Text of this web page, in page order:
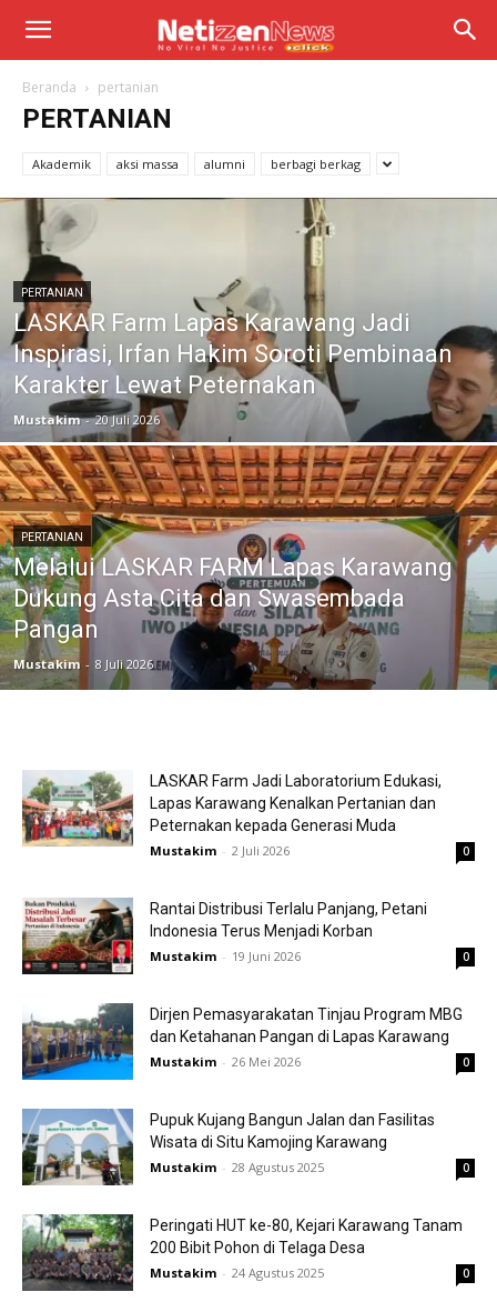
Beranda pertanian
PERTANIAN
Akademik aksi massa alumni berbagi berkag
PERTANIAN
LASKAR Farm Lapas Karawang Jadi
Inspirasi, Irfan Hakim Soroti Pembinaan
Karakter Lewat Peternakan
Mustakim - 20 Juli 2026
PERTANIAN
Melalui LASKAR FARM Lapas Karawang
Dukung Asta Cita dan Swasembada
Pangan
Mustakim - 8 Juli 2026
LASKAR Farm Jadi Laboratorium Edukasi,
Lapas Karawang Kenalkan Pertanian dan
Peternakan kepada Generasi Muda
Mustakim - 2 Juli 2026 0
Rantai Distribusi Terlalu Panjang, Petani
Indonesia Terus Menjadi Korban
Mustakim - 19 Juni 2026 0
Dirjen Pemasyarakatan Tinjau Program MBG
dan Ketahanan Pangan di Lapas Karawang
Mustakim - 26 Mei 2026 0
Pupuk Kujang Bangun Jalan dan Fasilitas
Wisata di Situ Kamojing Karawang
Mustakim - 28 Agustus 2025 0
Peringati HUT ke-80, Kejari Karawang Tanam
200 Bibit Pohon di Telaga Desa
Mustakim - 24 Agustus 2025 0